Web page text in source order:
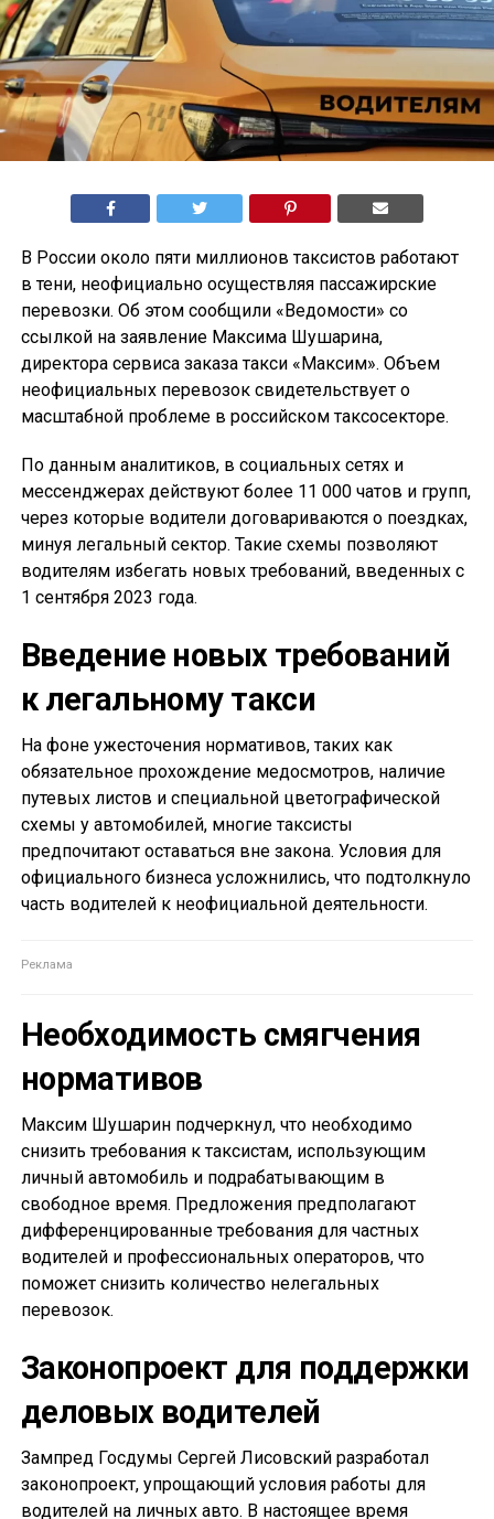
В России около пяти миллионов таксистов работают
в тени, неофициально осуществляя пассажирские
перевозки. Об этом сообщили «Ведомости» со
ссылкой на заявление Максима Шушарина,
директора сервиса заказа такси «Максим». Объем
неофициальных перевозок свидетельствует о
масштабной проблеме в российском таксосекторе.
По данным аналитиков, в социальных сетях и
мессенджерах действуют более 11 000 чатов и групп,
через которые водители договариваются о поездках,
минуя легальный сектор. Такие схемы позволяют
водителям избегать новых требований, введенных с
1 сентября 2023 года.
Введение новых требований
к легальному такси
На фоне ужесточения нормативов, таких как
обязательное прохождение медосмотров, наличие
путевых листов и специальной цветографической
схемы у автомобилей, многие таксисты
предпочитают оставаться вне закона. Условия для
официального бизнеса усложнились, что подтолкнуло
часть водителей к неофициальной деятельности.
Необходимость смягчения
нормативов
Максим Шушарин подчеркнул, что необходимо
снизить требования к таксистам, использующим
личный автомобиль и подрабатывающим в
свободное время. Предложения предполагают
дифференцированные требования для частных
водителей и профессиональных операторов, что
поможет снизить количество нелегальных
перевозок.
Законопроект для поддержки
деловых водителей
Зампред Госдумы Сергей Лисовский разработал
законопроект, упрощающий условия работы для
водителей на личных авто. В настоящее время